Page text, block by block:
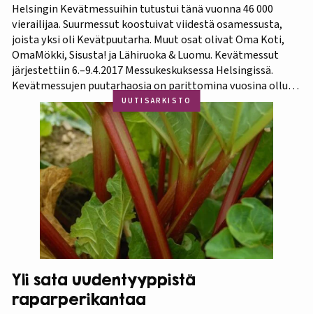
Helsingin Kevätmessuihin tutustui tänä vuonna 46 000
vierailijaa. Suurmessut koostuivat viidestä osamessusta,
joista yksi oli Kevätpuutarha. Muut osat olivat Oma Koti,
OmaMökki, Sisusta! ja Lähiruoka & Luomu. Kevätmessut
järjestettiin 6.–9.4.2017 Messukeskuksessa Helsingissä.
Kevätmessujen puutarhaosia on parittomina vuosina ollut
Kevätpuutarha ja parillisina Oma Piha -messut. Jatkossa
joka kevät puutarhanäyttelyn nimi tulee olemaan
Kevätpuutarha. Kevätpuutarhan kumppanina on
Puutarhaliitto.…
UUTISARKISTO
Yli sata uudentyyppistä
raparperikantaa